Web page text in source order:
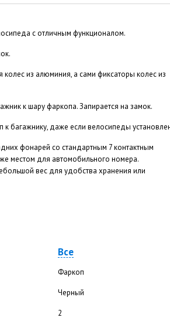
с отличным функционалом.
колес из алюминия, а сами фиксаторы колес из
к шару фаркопа. Запирается на замок.
к багажнику, даже если велосипеды
фонарей со стандартным 7 контактным
местом для автомобильного номера.
вес для удобства хранения или
Все
Фаркоп
Черный
2